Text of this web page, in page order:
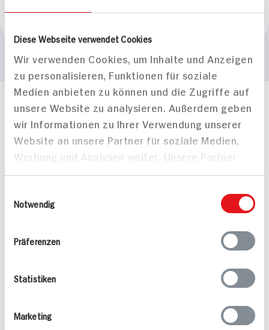
Diese Webseite verwendet Cookies
Wir verwenden Cookies, um Inhalte und Anzeigen
zu personalisieren, Funktionen für soziale
Medien anbieten zu können und die Zugriffe auf
unsere Website zu analysieren. Außerdem geben
wir Informationen zu Ihrer Verwendung unserer
Website an unsere Partner für soziale Medien,
Werbung und Analysen weiter. Unsere Partner
führen diese Informationen möglicherweise mit
bereitgestellt haben oder die sie im Rahmen
Notwendig
Präferenzen
Statistiken
Marketing
Marke
Häufig gestellte Fragen
Mehr Informationen in unserem FAQ
kontakt
hit.de
Wir beantworten gerne Ihre Fragen
Folgen Sie uns auf TikTok